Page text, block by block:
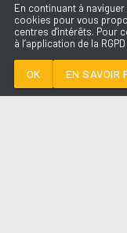
En continuant à
cookies pour vous
centres d'intérêts. Pour
à l’application de la
OK EN SAVOIR